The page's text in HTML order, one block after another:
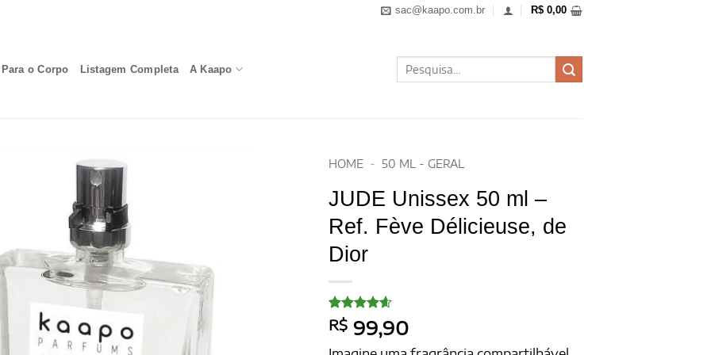
sac@kaapo.com.br R$ 0,00
Para o Corpo Listagem Completa A Kaapo
Pesquisar
por:
HOME - 50 ML - GERAL
JUDE Unissex 50 ml –
Ref. Fève Délicieuse, de
Dior
Avaliado
como4.6
de 5, com
15
R$ 99,90